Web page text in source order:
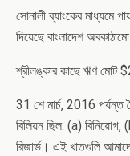
সোনালী ব্যাংকের মাধ্যমে
দিয়েছে বাংলাদেশ
শ্রীলঙ্কার কাছে ঋণ মোট
31 শে মার্চ, 2016 পর্যন্ত
বিলিয়ন ছিল: (a) বিনিয়োগ,
রিজার্ভ। এই খাতগুলি